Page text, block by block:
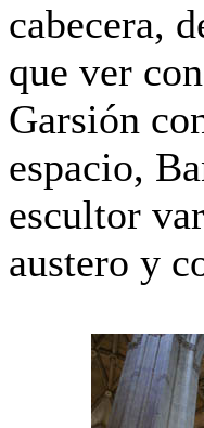
cabecera,
que ver
Garsión
espacio,
escultor
austero y